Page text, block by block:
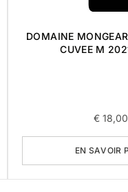
DOMAINE
€ 18,00
EN SAVOIR